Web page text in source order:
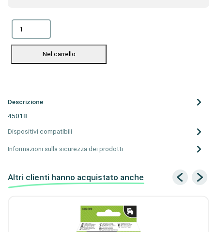
Nel carrello
Descrizione
45018
Dispositivi compatibili
Informazioni sulla sicurezza dei prodotti
Altri clienti hanno acquistato anche